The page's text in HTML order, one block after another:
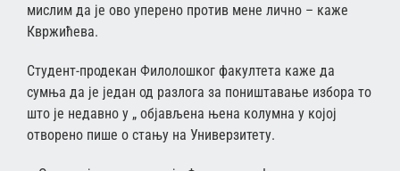
мислим да је ово уперено против мене лично – каже
Квржићева.
Студент-продекан Филолошког факултета каже да
сумња да је један од разлога за поништавање избора то
што је недавно у „ објављена њена колумна у којој
отворено пише о стању на Универзитету.